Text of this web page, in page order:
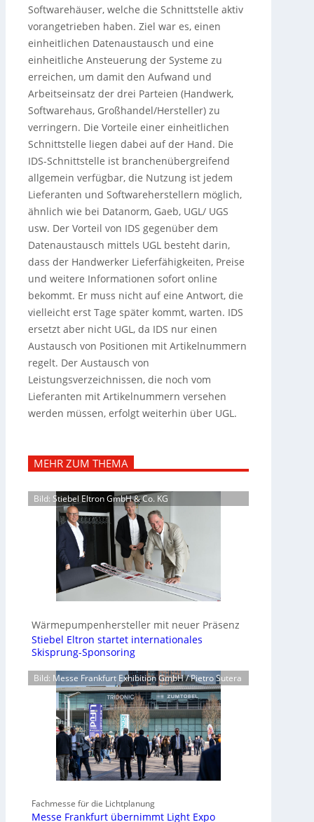
Softwarehäuser, welche die Schnittstelle aktiv
vorangetrieben haben. Ziel war es, einen
einheitlichen Datenaustausch und eine
einheitliche Ansteuerung der Systeme zu
erreichen, um damit den Aufwand und
Arbeitseinsatz der drei Parteien (Handwerk,
Softwarehaus, Großhandel/Hersteller) zu
verringern. Die Vorteile einer einheitlichen
Schnittstelle liegen dabei auf der Hand. Die
IDS-Schnittstelle ist branchenübergreifend
allgemein verfügbar, die Nutzung ist jedem
Lieferanten und Softwareherstellern möglich,
ähnlich wie bei Datanorm, Gaeb, UGL/ UGS
usw. Der Vorteil von IDS gegenüber dem
Datenaustausch mittels UGL besteht darin,
dass der Handwerker Lieferfähigkeiten, Preise
und weitere Informationen sofort online
bekommt. Er muss nicht auf eine Antwort, die
vielleicht erst Tage später kommt, warten. IDS
ersetzt aber nicht UGL, da IDS nur einen
Austausch von Positionen mit Artikelnummern
regelt. Der Austausch von
Leistungsverzeichnissen, die noch vom
Lieferanten mit Artikelnummern versehen
werden müssen, erfolgt weiterhin über UGL.
MEHR ZUM THEMA
Bild: Stiebel Eltron GmbH & Co. KG
Wärmepumpenhersteller mit neuer Präsenz
Stiebel Eltron startet internationales
Skisprung-Sponsoring
Bild: Messe Frankfurt Exhibition GmbH / Pietro Sutera
Fachmesse für die Lichtplanung
Messe Frankfurt übernimmt Light Expo